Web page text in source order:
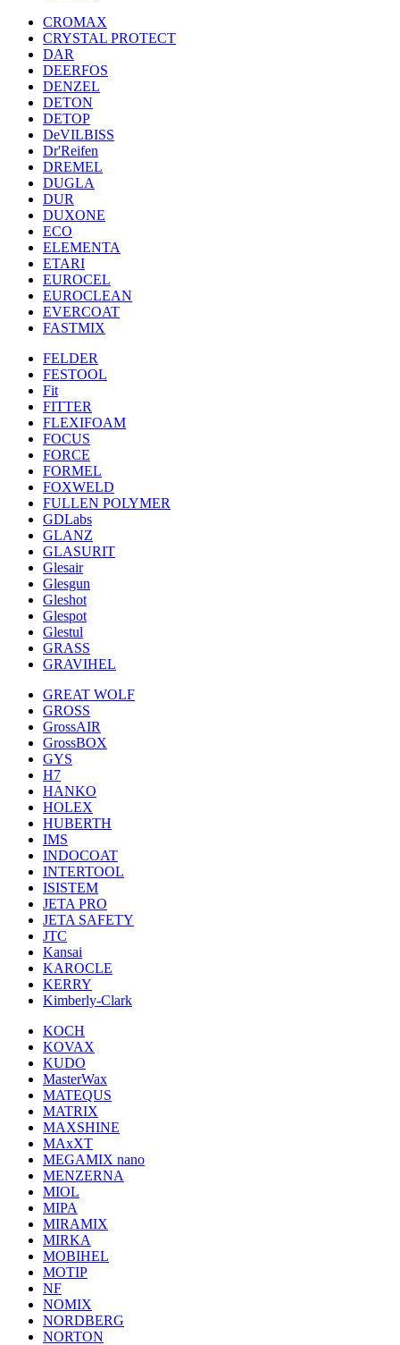
CROMAX
CRYSTAL PROTECT
DAR
DEERFOS
DENZEL
DETON
DETOP
DeVILBISS
Dr'Reifen
DREMEL
DUGLA
DUR
DUXONE
ECO
ELEMENTA
ETARI
EUROCEL
EUROCLEAN
EVERCOAT
FASTMIX
FELDER
FESTOOL
Fit
FITTER
FLEXIFOAM
FOCUS
FORCE
FORMEL
FOXWELD
FULLEN POLYMER
GDLabs
GLANZ
GLASURIT
Glesair
Glesgun
Gleshot
Glespot
Glestul
GRASS
GRAVIHEL
GREAT WOLF
GROSS
GrossAIR
GrossBOX
GYS
H7
HANKO
HOLEX
HUBERTH
IMS
INDOCOAT
INTERTOOL
ISISTEM
JETA PRO
JETA SAFETY
JTC
Kansai
KAROCLE
KERRY
Kimberly-Clark
KOCH
KOVAX
KUDO
MasterWax
MATEQUS
MATRIX
MAXSHINE
MAxXT
MEGAMIX nano
MENZERNA
MIOL
MIPA
MIRAMIX
MIRKA
MOBIHEL
MOTIP
NF
NOMIX
NORDBERG
NORTON